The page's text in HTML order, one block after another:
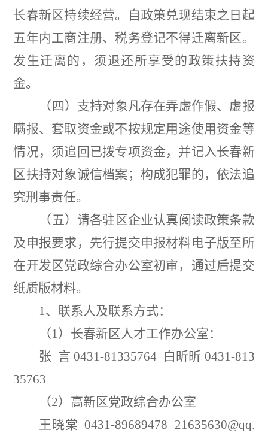
长春新区持续经营。自政策兑现结束之日起
五年内工商注册、税务登记不得迁离新区。
发生迁离的，须退还所享受的政策扶持资
金。
（ 四）支持对象凡存在弄虚作假、虚报
瞒报、套取资金或不按规定用途使用资金等
情况，须追回已拨专项资金，并记入长春新
区扶持对象诚信档案；构成犯罪的，依法追
究刑事责任。
（ 五）请各驻区企业认真阅读政策条款
及申报要求，先行提交申报材料电子版至所
在开发区党政综合办公室初审，通过后提交
纸质版材料。
1 、联系人及联系方式：
（1 ）长春新区人才工作办公室：
张 言 0431-81335764 白昕昕 0431-813
35763
（2） 高新区党政综合办公室
王晓棠 0431-89689478 21635630@qq.